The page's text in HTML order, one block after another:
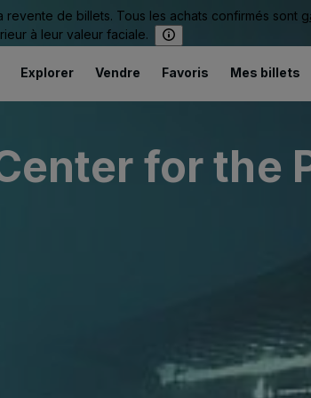
revente de billets. Tous les achats confirmés sont
à leur valeur faciale.
Explorer Vendre Favoris Mes billets
for the